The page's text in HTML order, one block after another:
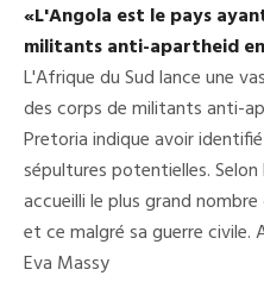
«L'Angola est le pays
militants anti-apartheid
L'Afrique du Sud lance une
des corps de militants anti-
Pretoria indique avoir
sépultures potentielles.
accueilli le plus grand
et ce malgré sa guerre
Eva Massy